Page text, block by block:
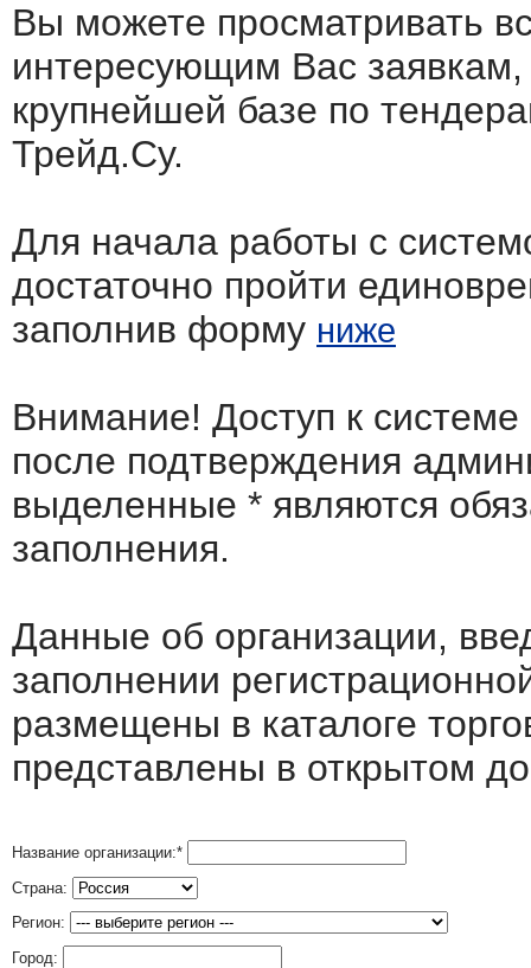
Вы можете просматривать
интересующим Вас
крупнейшей базе по
Трейд.Су.
Для начала работы с
достаточно пройти
заполнив форму ниже
Внимание! Доступ к
после подтверждения
выделенные * являются
заполнения.
Данные об организации,
заполнении
размещены в каталоге
представлены в открытом
Название организации:*
Страна:
Регион:
Город: